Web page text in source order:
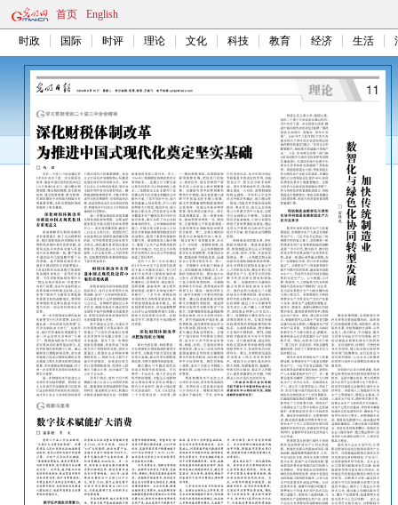
首页 English
时政 国际 时评 理论 文化 科技 教育 经济 生活